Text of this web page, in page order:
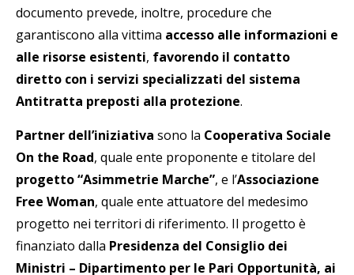
documento prevede, inoltre, procedure che
garantiscono alla vittima accesso alle informazioni e
alle risorse esistenti, favorendo il contatto
diretto con i servizi specializzati del sistema
Antitratta preposti alla protezione.
Partner dell’iniziativa sono la Cooperativa Sociale
On the Road, quale ente proponente e titolare del
progetto “Asimmetrie Marche”, e l’Associazione
Free Woman, quale ente attuatore del medesimo
progetto nei territori di riferimento. Il progetto è
finanziato dalla Presidenza del Consiglio dei
Ministri – Dipartimento per le Pari Opportunità, ai